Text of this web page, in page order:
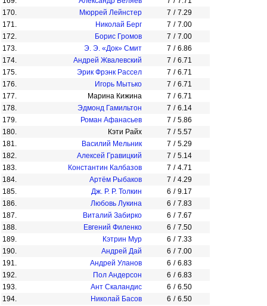
170.
Мюррей Лейнстер 7 / 7.29
171.
Николай Берг 7 / 7.00
172.
Борис Громов 7 / 7.00
173.
Э. Э. «Док» Смит 7 / 6.86
174.
Андрей Жвалевский 7 / 6.71
175.
Эрик Фрэнк Рассел 7 / 6.71
176.
Игорь Мытько 7 / 6.71
177.
Марина Кижина 7 / 6.71
178.
Эдмонд Гамильтон 7 / 6.14
179.
Роман Афанасьев 7 / 5.86
180.
Кэти Райх 7 / 5.57
181.
Василий Мельник 7 / 5.29
182.
Алексей Гравицкий 7 / 5.14
183.
Константин Калбазов 7 / 4.71
184.
Артём Рыбаков 7 / 4.29
185.
Дж. Р. Р. Толкин 6 / 9.17
186.
Любовь Лукина 6 / 7.83
187.
Виталий Забирко 6 / 7.67
188.
Евгений Филенко 6 / 7.50
189.
Кэтрин Мур 6 / 7.33
190.
Андрей Дай 6 / 7.00
191.
Андрей Уланов 6 / 6.83
192.
Пол Андерсон 6 / 6.83
193.
Ант Скаландис 6 / 6.50
194.
Николай Басов 6 / 6.50